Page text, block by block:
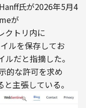
氏が2026年5月4
が
クトリ内に
ルを保存してお
だと指摘した。
的な許可を求め
主張している。